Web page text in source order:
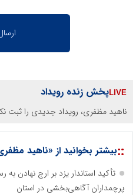
پخش زنده رویداد
ناهید مظفری، رویداد جدیدی را ثبت
::بیشتر بخوانید از «ناهید
تأکید استاندار یزد بر ارج نهادن به
پرچمداران آگاهی‌بخشی در استان